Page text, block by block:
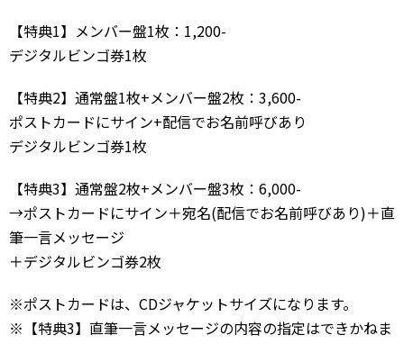
【特典1】メンバー盤1枚：1,200-
デジタルビンゴ券1枚
【特典2】通常盤1枚+メンバー盤2枚：3,600-
ポストカードにサイン+配信でお名前呼びあり
デジタルビンゴ券1枚
【特典3】通常盤2枚+メンバー盤3枚：6,000-
→ポストカードにサイン＋宛名(配信でお名前呼びあり)＋直
筆一言メッセージ
＋デジタルビンゴ券2枚
※ポストカードは、CDジャケットサイズになります。
※【特典3】直筆一言メッセージの内容の指定はできかねま